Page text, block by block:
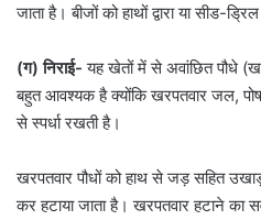
जाता है। बीजों को हाथों द्वारा या सीड-
(ग) निराई- यह खेतों में से अवांछित पौधे
बहुत आवश्यक है क्योंकि खरपतवार जल,
से स्पर्धा रखती है।
खरपतवार पौधों को हाथ से जड़ सहित
कर हटाया जाता है। खरपतवार हटाने का